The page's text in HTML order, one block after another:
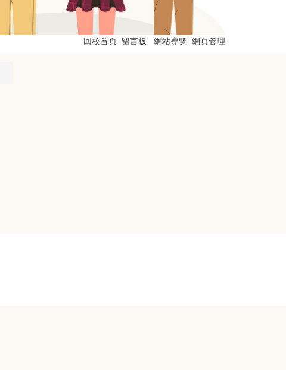
回校首頁 留言板 網站導覽 網頁管理